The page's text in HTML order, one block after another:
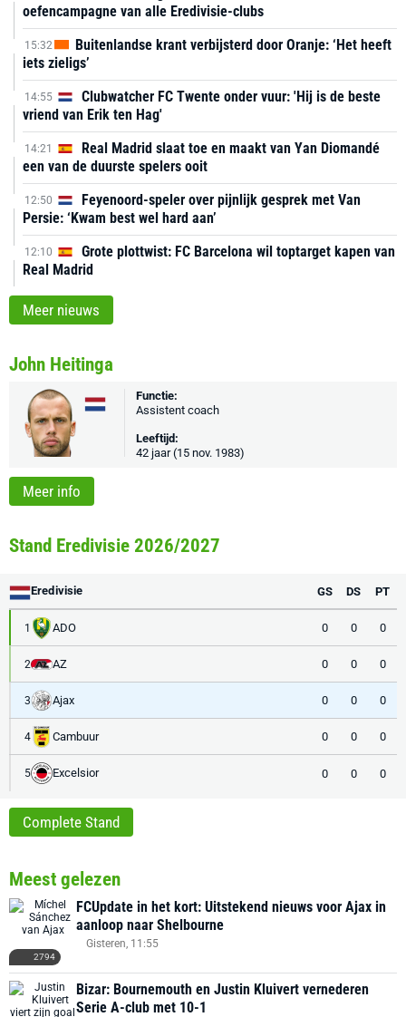
oefencampagne van alle Eredivisie-clubs
15:32
Buitenlandse krant verbijsterd door Oranje: ‘Het heeft
iets zieligs’
14:55
Clubwatcher FC Twente onder vuur: 'Hij is de beste
vriend van Erik ten Hag'
14:21
Real Madrid slaat toe en maakt van Yan Diomandé
een van de duurste spelers ooit
12:50
Feyenoord-speler over pijnlijk gesprek met Van
Persie: ‘Kwam best wel hard aan’
12:10
Grote plottwist: FC Barcelona wil toptarget kapen van
Real Madrid
Meer nieuws
John Heitinga
Functie:
Assistent coach
Leeftijd:
42 jaar (15 nov. 1983)
Meer info
Stand Eredivisie 2026/2027
Eredivisie GS DS PT
1 ADO 0 0 0
2 AZ 0 0 0
3 Ajax 0 0 0
4 Cambuur 0 0 0
5 Excelsior 0 0 0
Complete Stand
Meest gelezen
2794
FCUpdate in het kort: Uitstekend nieuws voor Ajax in
aanloop naar Shelbourne
Gisteren, 11:55
Bizar: Bournemouth en Justin Kluivert vernederen
Serie A-club met 10-1